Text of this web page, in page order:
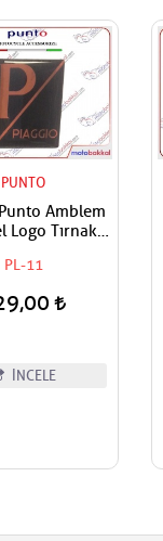
PUNTO
Amblem
Logo Tırnaklı
Oranj
PL-11
İNCELE